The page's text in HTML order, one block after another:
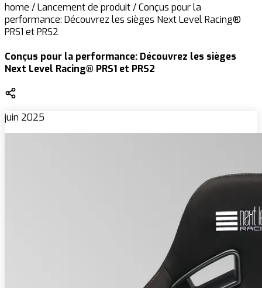
home /Lancement de produit/Conçus pour la
performance: Découvrez les sièges Next Level Racing®
PRS1 et PRS2
Conçus pour la performance: Découvrez les sièges
Next Level Racing® PRS1 et PRS2
juin 2025